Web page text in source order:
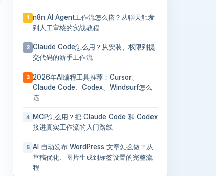
1
n8n AI Agent工作流怎么搭？从聊天触发
到人工审核的实战教程
2 Claude Code怎么用？从安装、权限到提
交代码的新手工作流
3 2026年AI编程工具推荐：Cursor、
Claude Code、Codex、Windsurf怎么
选
4
MCP怎么用？把 Claude Code 和 Codex
接进真实工作流的入门路线
5 AI 自动发布 WordPress 文章怎么做？从
草稿优化、图片生成到标签设置的完整流
程